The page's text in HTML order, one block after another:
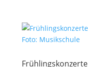
Foto: Musikschule
Frühlingskonzerte